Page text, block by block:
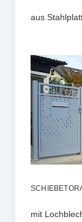
aus
mit